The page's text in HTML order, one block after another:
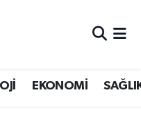
EKONOMİ
Fikstür